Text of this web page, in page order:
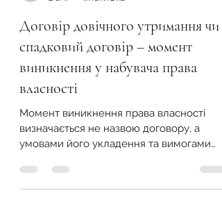
Земельний Фонд України
2 січ.
Читати 2 хв
Договір довічного утримання чи
спадковий договір – момент
виникнення у набувача права
власності
Момент виникнення права власності
умовами його укладення та вимогами